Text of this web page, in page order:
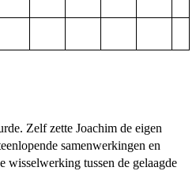
Zelf zette Joachim de eigen
samenwerkingen en
wisselwerking tussen de gelaagde